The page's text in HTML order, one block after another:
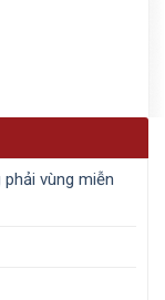
vùng miễn